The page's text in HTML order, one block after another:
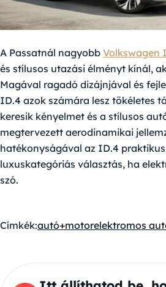
A Passatnál nagyobb Volkswagen
és stílusos utazási élményt kínál,
Magával ragadó dizájnjával és
ID.4 azok számára lesz tökéletes
keresik kényelmet és a stílusos
megtervezett aerodinamikai
hatékonyságával az ID.4
luxuskategóriás választás, ha
szó.
Címkék:autó+motorelektromos